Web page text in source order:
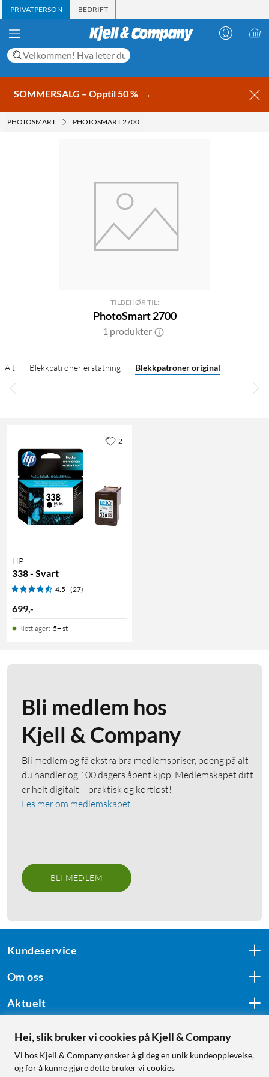
PRIVATPERSON BEDRIFT
SOMMERSALG – Opptil 50 % →
PHOTOSMART PHOTOSMART 2700
TILBEHØR TIL:
PhotoSmart 2700
1 produkter
Alt Blekkpatroner erstatning Blekkpatroner original
HP
338 - Svart
4.5 (27)
699,-
Nettlager: 5+ st
2
Bli medlem hos
Kjell & Company
Bli medlem og få ekstra bra medlemspriser, poeng på alt
du handler og 100 dagers åpent kjøp. Medlemskapet ditt
er helt digitalt – praktisk og kortløst!
Les mer om medlemskapet
BLI MEDLEM
Kundeservice
Om oss
Aktuelt
Følg oss
Hei, slik bruker vi cookies på Kjell & Company
Vi hos Kjell & Company ønsker å gi deg en unik kundeopplevelse,
og for å kunne gjøre dette bruker vi cookies